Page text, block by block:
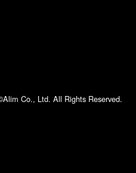
Co., Ltd. All Rights Reserved.